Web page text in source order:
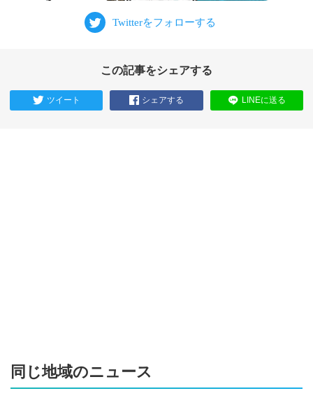
この記事をシェアする
ツイート シェアする LINEに送る
同じ地域のニュース